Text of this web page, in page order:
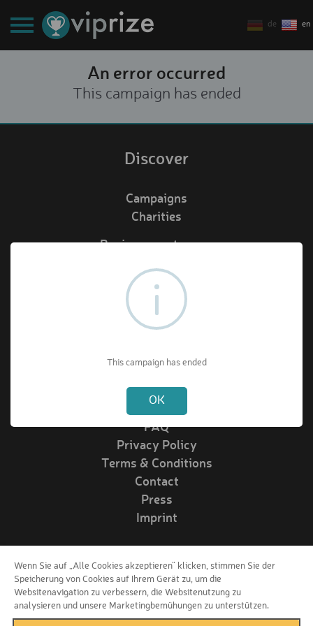
de en
An error occurred
This campaign has ended
Discover
Campaigns
Charities
Business customers
en
About us
How it works
FAQ
Privacy Policy
Terms & Conditions
Contact
Press
Imprint
Follow us!
This campaign has ended
OK
Wenn Sie auf „Alle Cookies akzeptieren“ klicken, stimmen Sie der
Speicherung von Cookies auf Ihrem Gerät zu, um die
Websitenavigation zu verbessern, die Websitenutzung zu
analysieren und unsere Marketingbemühungen zu unterstützen.